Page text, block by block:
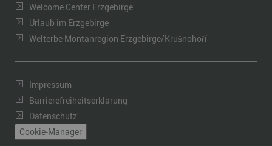
Welcome Center Erzgebirge
Urlaub im Erzgebirge
Welterbe Montanregion Erzgebirge/Krušnohoří
Impressum
Barrierefreiheitserklärung
Datenschutz
Cookie-Manager